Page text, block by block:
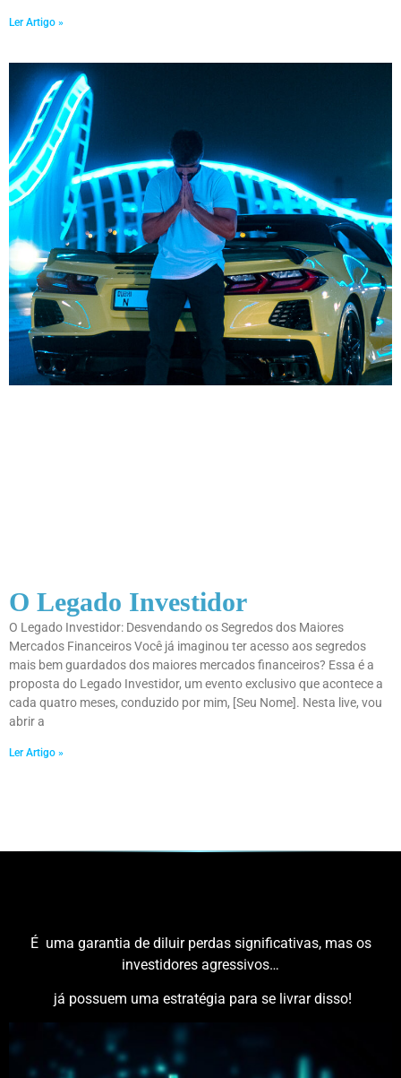
Ler Artigo »
O Legado Investidor
O Legado Investidor: Desvendando os Segredos dos Maiores
Mercados Financeiros Você já imaginou ter acesso aos segredos
mais bem guardados dos maiores mercados financeiros? Essa é a
proposta do Legado Investidor, um evento exclusivo que acontece a
cada quatro meses, conduzido por mim, [Seu Nome]. Nesta live, vou
abrir a
Ler Artigo »
É uma garantia de diluir perdas significativas, mas os
investidores agressivos…
já possuem uma estratégia para se livrar disso!